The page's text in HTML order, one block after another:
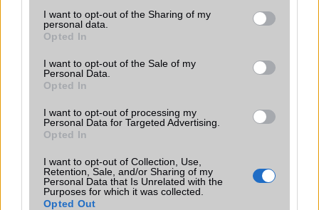
not limited to your visit or usage behaviour. You may click to
grant or deny consent to Google and its third-party tags to
use your data for below specified purposes in below Google
consent section.
I want to opt-out of the Sharing of my
personal data.
Opted In
I want to opt-out of the Sale of my
Personal Data.
Opted In
I want to opt-out of processing my
Personal Data for Targeted Advertising.
Opted In
I want to opt-out of Collection, Use,
Retention, Sale, and/or Sharing of my
Personal Data that Is Unrelated with the
Purposes for which it was collected.
Opted Out
2022.11.16 | Phone Arena
Egy friss Samsung Galaxy A54 5G szivárgás felfedte, mi
lehet 2023 legjobb középkategóriás telefonja.
ár, specifikációk, pletykák, stb.
2023.08.10
Meddig kell várnunk az új olcsó iPhone-ra? Az Apple
iPhone SE termékcsaládja már régóta a legolcsóbban
megvásárolható új iPhone sorozat.